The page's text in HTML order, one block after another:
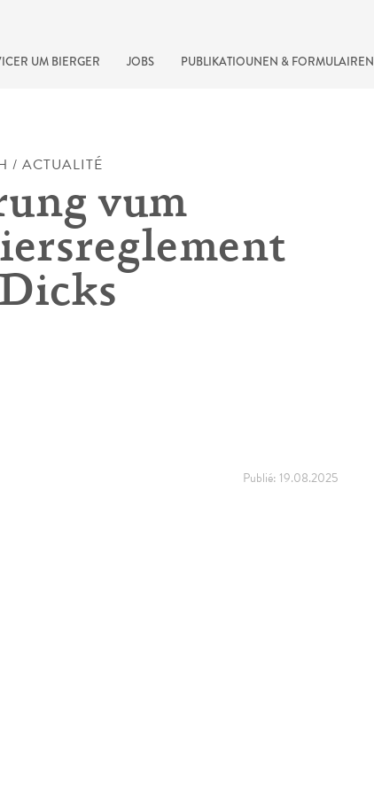
UM BIERGER JOBS PUBLIKATIOUNEN & FORMULAIREN
/ ACTUALITÉ
vum
Publié: 19.08.2025